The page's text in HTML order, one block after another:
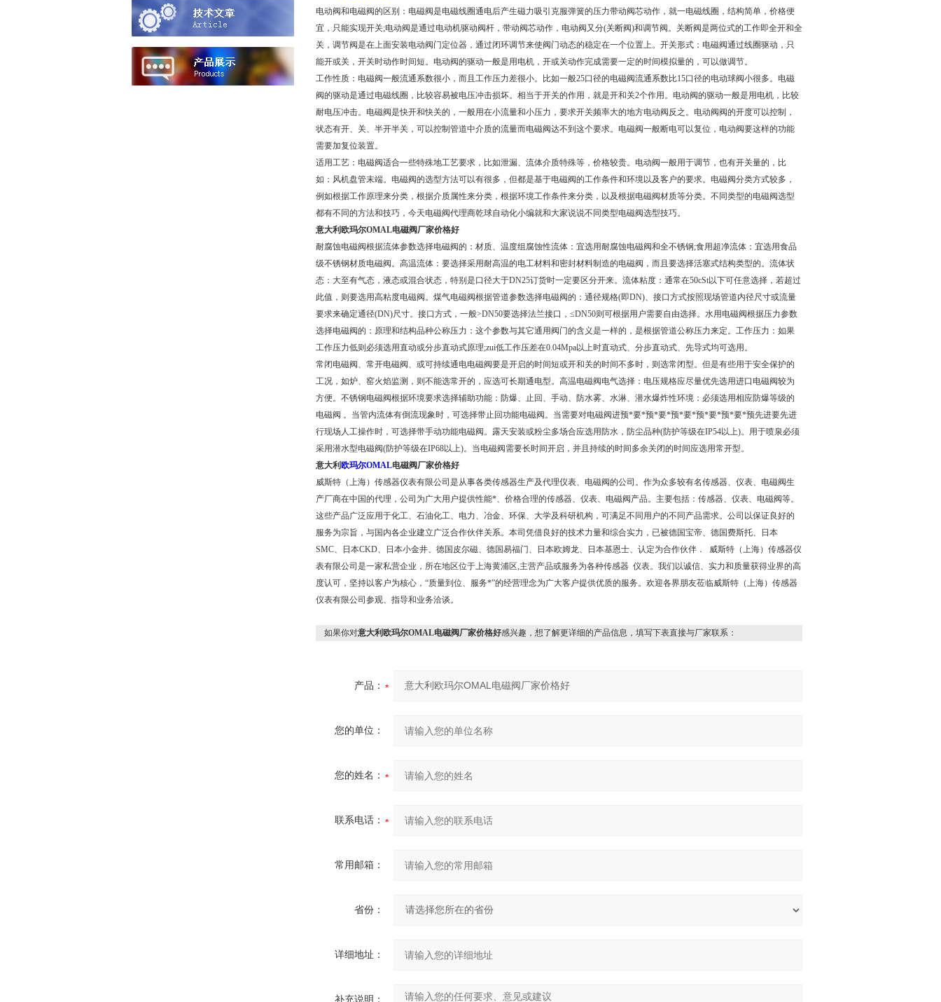
电动阀和电磁阀的区别：电磁阀是电磁线圈通电后产生磁力吸引克服弹簧的压力带动阀芯动作，就一电磁线圈，结构简单，价格便
宜，只能实现开关;电动阀是通过电动机驱动阀杆，带动阀芯动作，电动阀又分(关断阀)和调节阀。关断阀是两位式的工作即全开和全
关，调节阀是在上面安装电动阀门定位器，通过闭环调节来使阀门动态的稳定在一个位置上。开关形式：电磁阀通过线圈驱动，只
能开或关，开关时动作时间短。电动阀的驱动一般是用电机，开或关动作完成需要一定的时间模拟量的，可以做调节。
工作性质：电磁阀一般流通系数很小，而且工作压力差很小。比如一般25口径的电磁阀流通系数比15口径的电动球阀小很多。电磁
阀的驱动是通过电磁线圈，比较容易被电压冲击损坏。相当于开关的作用，就是开和关2个作用。电动阀的驱动一般是用电机，比较
耐电压冲击。电磁阀是快开和快关的，一般用在小流量和小压力，要求开关频率大的地方电动阀反之。电动阀阀的开度可以控制，
状态有开、关、半开半关，可以控制管道中介质的流量而电磁阀达不到这个要求。电磁阀一般断电可以复位，电动阀要这样的功能
需要加复位装置。
适用工艺：电磁阀适合一些特殊地工艺要求，比如泄漏、流体介质特殊等，价格较贵。电动阀一般用于调节，也有开关量的，比
如：风机盘管末端。电磁阀的选型方法可以有很多，但都是基于电磁阀的工作条件和环境以及客户的要求。电磁阀分类方式较多，
例如根据工作原理来分类，根据介质属性来分类，根据环境工作条件来分类，以及根据电磁阀材质等分类。不同类型的电磁阀选型
都有不同的方法和技巧，今天电磁阀代理商乾球自动化小编就和大家说说不同类型电磁阀选型技巧。
意大利欧玛尔OMAL电磁阀厂家价格好
耐腐蚀电磁阀根据流体参数选择电磁阀的：材质、温度组腐蚀性流体：宜选用耐腐蚀电磁阀和全不锈钢;食用超净流体：宜选用食品
级不锈钢材质电磁阀。高温流体：要选择采用耐高温的电工材料和密封材料制造的电磁阀，而且要选择活塞式结构类型的。流体状
态：大至有气态，液态或混合状态，特别是口径大于DN25订货时一定要区分开来。流体粘度：通常在50cSt以下可任意选择，若超过
此值，则要选用高粘度电磁阀。煤气电磁阀根据管道参数选择电磁阀的：通径规格(即DN)、接口方式按照现场管道内径尺寸或流量
要求来确定通径(DN)尺寸。接口方式，一般>DN50要选择法兰接口，≤DN50则可根据用户需要自由选择。水用电磁阀根据压力参数
选择电磁阀的：原理和结构品种公称压力：这个参数与其它通用阀门的含义是一样的，是根据管道公称压力来定。工作压力：如果
工作压力低则必须选用直动或分步直动式原理;zui低工作压差在0.04Mpa以上时直动式、分步直动式、先导式均可选用。
常闭电磁阀、常开电磁阀、或可持续通电电磁阀要是开启的时间短或开和关的时间不多时，则选常闭型。但是有些用于安全保护的
工况，如炉、窑火焰监测，则不能选常开的，应选可长期通电型。高温电磁阀电气选择：电压规格应尽量优先选用进口电磁阀较为
方便。不锈钢电磁阀根据环境要求选择辅助功能：防爆、止回、手动、防水雾、水淋、潜水爆炸性环境：必须选用相应防爆等级的
电磁阀 。当管内流体有倒流现象时，可选择带止回功能电磁阀。当需要对电磁阀进预*要*预*要*预*要*预*要*预*要*预先进要先进
行现场人工操作时，可选择带手动功能电磁阀。露天安装或粉尘多场合应选用防水，防尘品种(防护等级在IP54以上)。用于喷泉必须
采用潜水型电磁阀(防护等级在IP68以上)。当电磁阀需要长时间开启，并且持续的时间多余关闭的时间应选用常开型。
意大利 欧玛尔OMAL电磁阀厂家价格好
威斯特（上海）传感器仪表有限公司是从事各类传感器生产及代理仪表、电磁阀的公司。作为众多较有名传感器、仪表、电磁阀生
产厂商在中国的代理，公司为广大用户提供性能*、价格合理的传感器、仪表、电磁阀产品。主要包括：传感器、仪表、电磁阀等。
这些产品广泛应用于化工、石油化工、电力、冶金、环保、大学及科研机构，可满足不同用户的不同产品需求。公司以保证良好的
服务为宗旨，与国内各企业建立广泛合作伙伴关系。本司凭借良好的技术力量和综合实力，已被德国宝帝、德国费斯托、日本
SMC、日本CKD、日本小金井、德国皮尔磁、德国易福门、日本欧姆龙、日本基恩士、认定为合作伙伴． 威斯特（上海）传感器仪
表有限公司是一家私营企业，所在地区位于上海黄浦区,主营产品或服务为各种传感器 仪表。我们以诚信、实力和质量获得业界的高
度认可，坚持以客户为核心，“质量到位、服务*”的经营理念为广大客户提供优质的服务。欢迎各界朋友莅临威斯特（上海）传感器
仪表有限公司参观、指导和业务洽谈。
如果你对意大利欧玛尔OMAL电磁阀厂家价格好感兴趣，想了解更详细的产品信息，填写下表直接与厂家联系：
产品：
您的单位：
您的姓名：
联系电话：
常用邮箱：
省份：
详细地址：
补充说明：